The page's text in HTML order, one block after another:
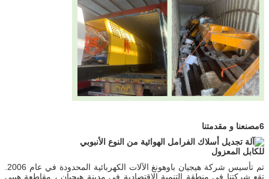
6مصنعنا و مقدمتنا
تقع شركتنا في منطقة التنمية الاقتصادية في مدينة هيجيان ، مقاطعة هيبي